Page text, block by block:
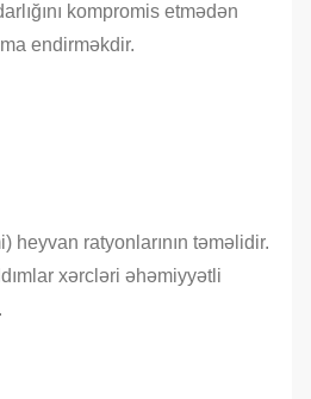
kompromis etmədən
endirməkdir.
heyvan ratyonlarının təməlidir.
xərcləri əhəmiyyətli